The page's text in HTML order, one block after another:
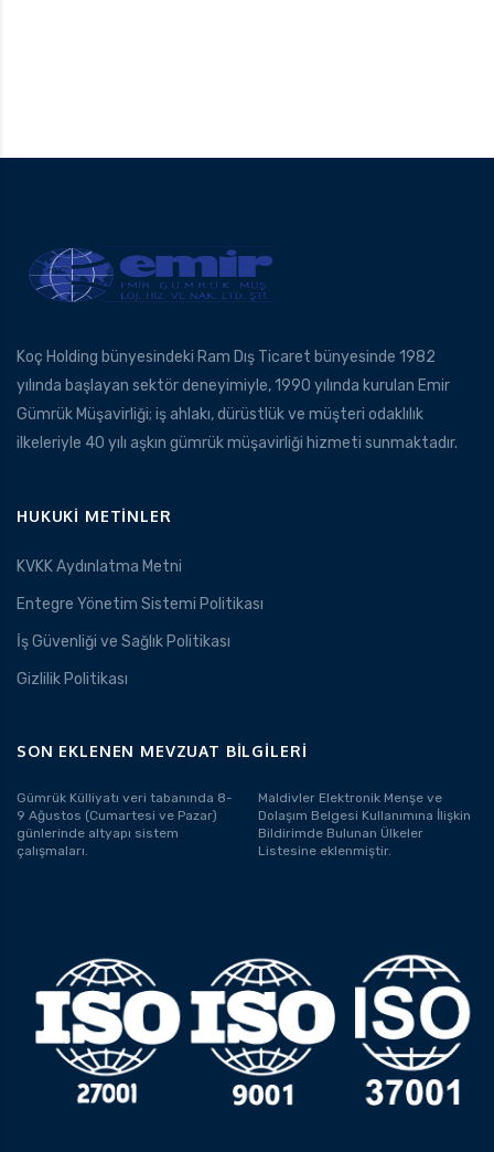
Koç Holding bünyesindeki Ram Dış Ticaret bünyesinde 1982
yılında başlayan sektör deneyimiyle, 1990 yılında kurulan Emir
Gümrük Müşavirliği; iş ahlakı, dürüstlük ve müşteri odaklılık
ilkeleriyle 40 yılı aşkın gümrük müşavirliği hizmeti sunmaktadır.
HUKUKI METINLER
KVKK Aydınlatma Metni
Entegre Yönetim Sistemi Politikası
İş Güvenliği ve Sağlık Politikası
Gizlilik Politikası
SON EKLENEN MEVZUAT BILGILERI
Gümrük Külliyatı veri tabanında 8-
9 Ağustos (Cumartesi ve Pazar)
günlerinde altyapı sistem
çalışmaları.
Maldivler Elektronik Menşe ve
Dolaşım Belgesi Kullanımına İlişkin
Bildirimde Bulunan Ülkeler
Listesine eklenmiştir.